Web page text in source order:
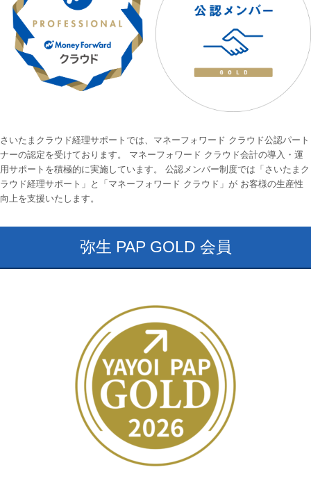
さいたまクラウド経理サポートでは、マネーフォワード クラウド公認パート
ナーの認定を受けております。 マネーフォワード クラウド会計の導入・運
用サポートを積極的に実施しています。 公認メンバー制度では「さいたまク
ラウド経理サポート」と「マネーフォワード クラウド」が お客様の生産性
向上を支援いたします。
弥生 PAP GOLD 会員